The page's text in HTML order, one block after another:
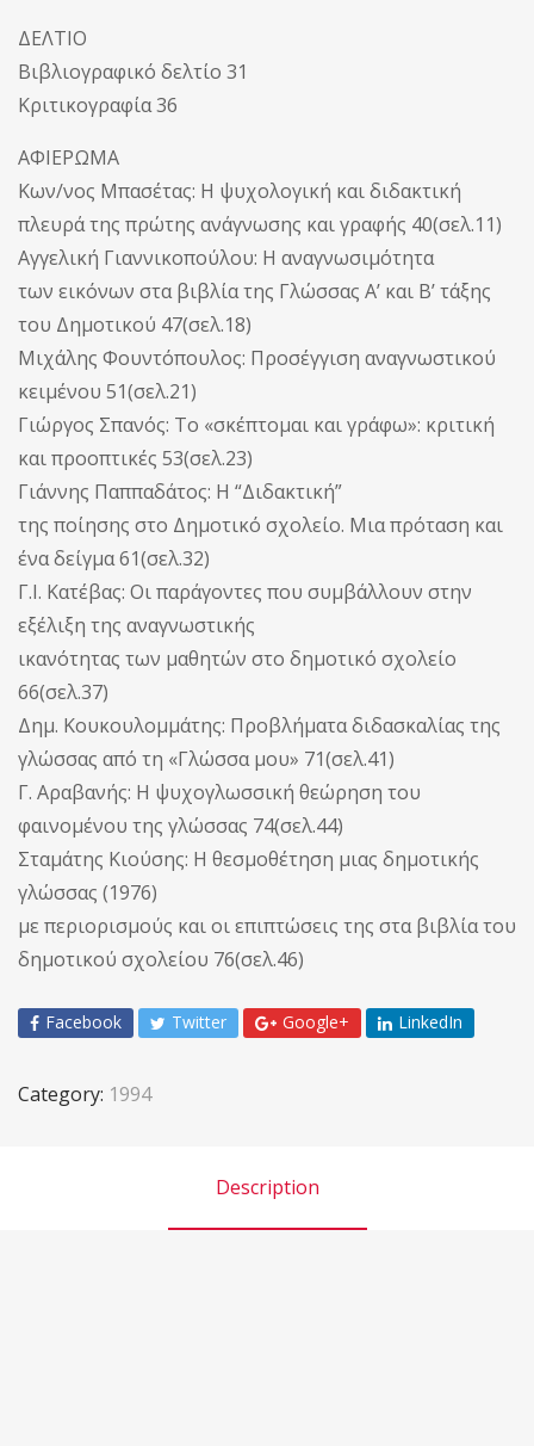
ΔΕΛΤΙΟ
Βιβλιογραφικό δελτίο 31
Κριτικογραφία 36
ΑΦΙΕΡΩΜΑ
Κων/νος Μπασέτας: Η ψυχολογική και διδακτική
πλευρά της πρώτης ανάγνωσης και γραφής 40(σελ.11)
Αγγελική Γιαννικοπούλου: Η αναγνωσιμότητα
των εικόνων στα βιβλία της Γλώσσας Α’ και Β’ τάξης
του Δημοτικού 47(σελ.18)
Μιχάλης Φουντόπουλος: Προσέγγιση αναγνωστικού
κειμένου 51(σελ.21)
Γιώργος Σπανός: Το «σκέπτομαι και γράφω»: κριτική
και προοπτικές 53(σελ.23)
Γιάννης Παππαδάτος: Η “Διδακτική”
της ποίησης στο Δημοτικό σχολείο. Μια πρόταση και
ένα δείγμα 61(σελ.32)
Γ.Ι. Κατέβας: Οι παράγοντες που συμβάλλουν στην
εξέλιξη της αναγνωστικής
ικανότητας των μαθητών στο δημοτικό σχολείο
66(σελ.37)
Δημ. Κουκουλομμάτης: Προβλήματα διδασκαλίας της
γλώσσας από τη «Γλώσσα μου» 71(σελ.41)
Γ. Αραβανής: Η ψυχογλωσσική θεώρηση του
φαινομένου της γλώσσας 74(σελ.44)
Σταμάτης Κιούσης: Η θεσμοθέτηση μιας δημοτικής
γλώσσας (1976)
με περιορισμούς και οι επιπτώσεις της στα βιβλία του
δημοτικού σχολείου 76(σελ.46)
Facebook Twitter Google+ LinkedIn
Category: 1994
Description